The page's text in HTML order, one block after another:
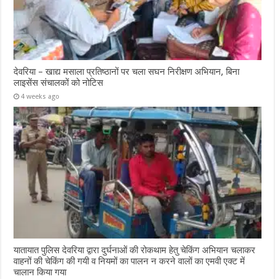
देवरिया – खाद्य मसाला प्रतिष्ठानों पर चला सघन निरीक्षण अभियान, बिना
लाइसेंस संचालकों को नोटिस
4 weeks ago
यातायात पुलिस देवरिया द्वारा दुर्घनाओं की रोकथाम हेतु चेकिंग अभियान चलाकर
वाहनों की चेकिंग की गयी व नियमों का पालन न करने वालों का एमवी एक्ट में
चालान किया गया